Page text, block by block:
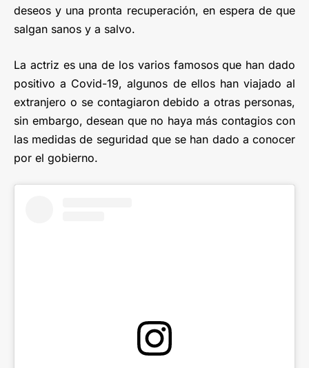
deseos y una pronta recuperación, en espera de que
salgan sanos y a salvo.
La actriz es una de los varios famosos que han dado
positivo a Covid-19, algunos de ellos han viajado al
extranjero o se contagiaron debido a otras personas,
sin embargo, desean que no haya más contagios con
las medidas de seguridad que se han dado a conocer
por el gobierno.